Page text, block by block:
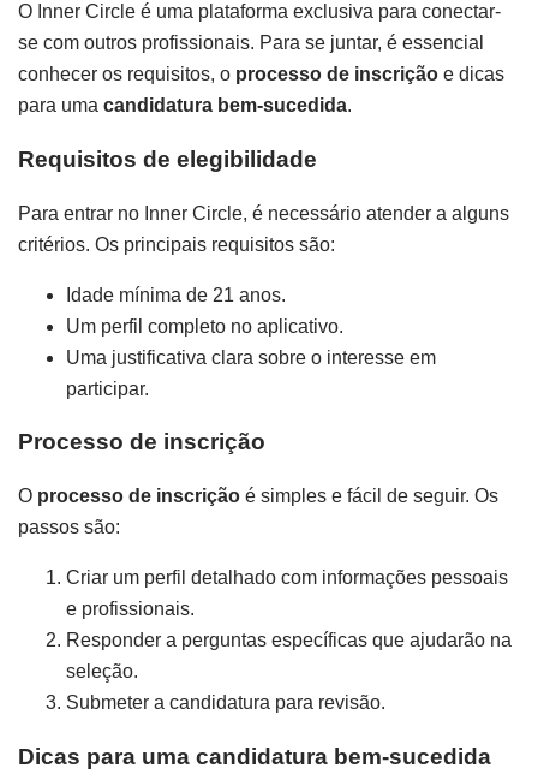
O Inner Circle é uma plataforma exclusiva para conectar-
se com outros profissionais. Para se juntar, é essencial
conhecer os requisitos, o processo de inscrição e dicas
para uma candidatura bem-sucedida.
Requisitos de elegibilidade
Para entrar no Inner Circle, é necessário atender a alguns
critérios. Os principais requisitos são:
Idade mínima de 21 anos.
Um perfil completo no aplicativo.
Uma justificativa clara sobre o interesse em
participar.
Processo de inscrição
O processo de inscrição é simples e fácil de seguir. Os
passos são:
Criar um perfil detalhado com informações pessoais
e profissionais.
Responder a perguntas específicas que ajudarão na
seleção.
Submeter a candidatura para revisão.
Dicas para uma candidatura bem-sucedida